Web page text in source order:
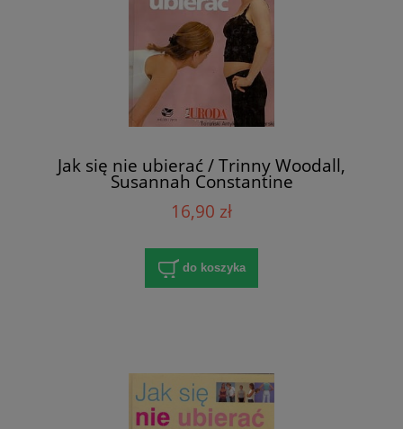
Jak się nie ubierać / Trinny Woodall,
Susannah Constantine
16,90 zł
do koszyka